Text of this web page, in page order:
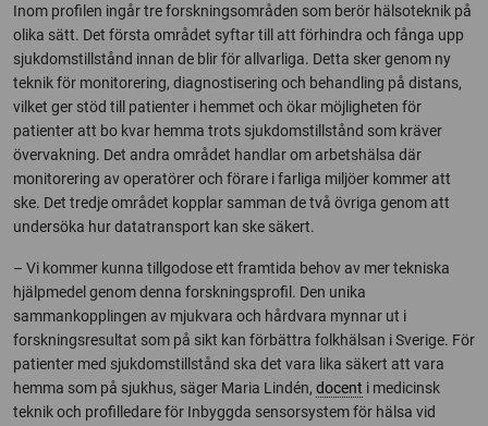
Inom profilen ingår tre forskningsområden som berör hälsoteknik på
olika sätt. Det första området syftar till att förhindra och fånga upp
sjukdomstillstånd innan de blir för allvarliga. Detta sker genom ny
teknik för monitorering, diagnostisering och behandling på distans,
vilket ger stöd till patienter i hemmet och ökar möjligheten för
patienter att bo kvar hemma trots sjukdomstillstånd som kräver
övervakning. Det andra området handlar om arbetshälsa där
monitorering av operatörer och förare i farliga miljöer kommer att
ske. Det tredje området kopplar samman de två övriga genom att
undersöka hur datatransport kan ske säkert.
– Vi kommer kunna tillgodose ett framtida behov av mer tekniska
hjälpmedel genom denna forskningsprofil. Den unika
sammankopplingen av mjukvara och hårdvara mynnar ut i
forskningsresultat som på sikt kan förbättra folkhälsan i Sverige. För
patienter med sjukdomstillstånd ska det vara lika säkert att vara
hemma som på sjukhus, säger Maria Lindén, docent i medicinsk
teknik och profilledare för Inbyggda sensorsystem för hälsa vid